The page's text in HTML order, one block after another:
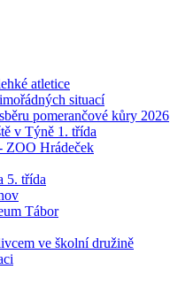
atletice
situací
pomerančové kůry 2026
v Týně 1. třída
ZOO Hrádeček
5. třída
Tábor
ve školní družině